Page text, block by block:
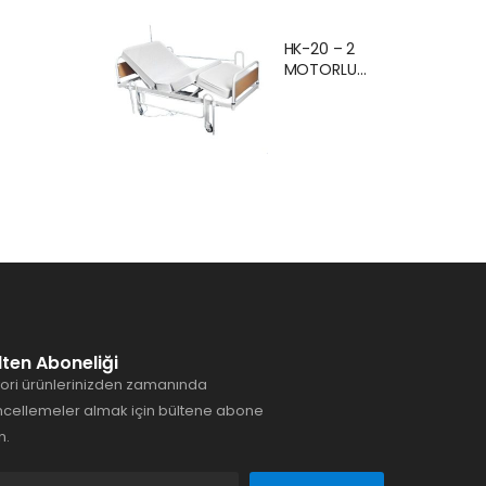
Karyolası
Hasta Yatağı
HK-20 – 2
MOTORLU
Aboneliği
ürünlerinizden zamanında
almak için bültene abone